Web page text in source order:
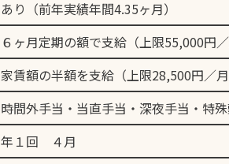
あり（前年実績年間4.35ヶ月）
６ヶ月定期の額で支給（上限55,000円／
家賃額の半額を支給（上限28,500円／月
時間外手当・当直手当・深夜手当・特
年１回 ４月